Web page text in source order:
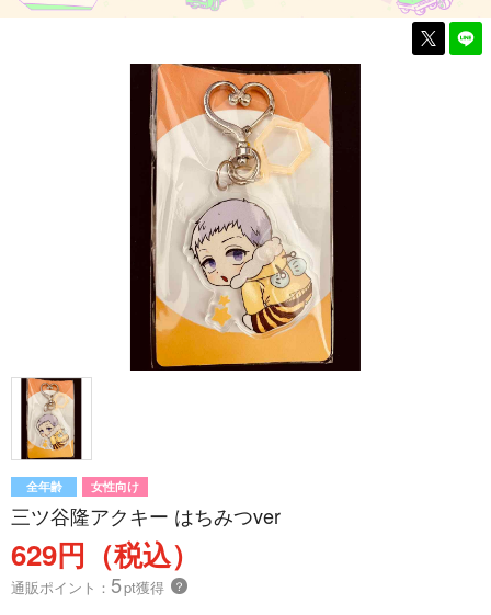
全年齢 女性向け
三ツ谷隆アクキー はちみつver
629円（税込）
通販ポイント： 5pt獲得 ？